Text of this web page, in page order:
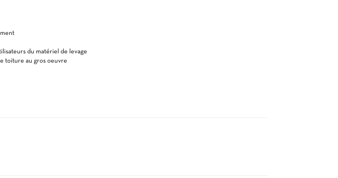
du matériel de levage
toiture au gros oeuvre